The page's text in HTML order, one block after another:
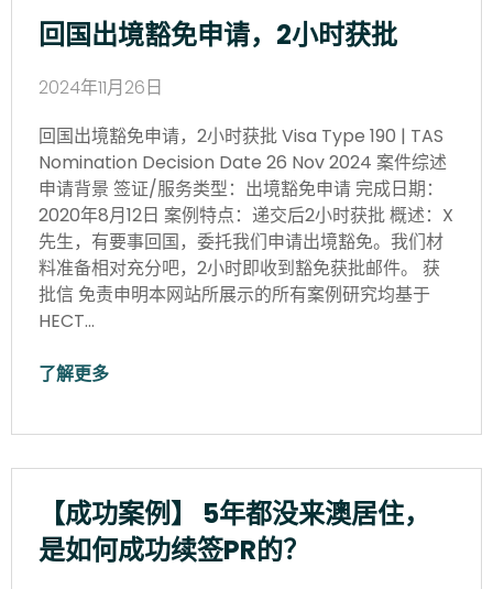
回国出境豁免申请，2小时获批
2024年11月26日
回国出境豁免申请，2小时获批 Visa Type 190 | TAS
Nomination Decision Date 26 Nov 2024 案件综述
申请背景 签证/服务类型：出境豁免申请 完成日期：
2020年8月12日 案例特点：递交后2小时获批 概述：X
先生，有要事回国，委托我们申请出境豁免。我们材
料准备相对充分吧，2小时即收到豁免获批邮件。 获
批信 免责申明本网站所展示的所有案例研究均基于
HECT…
了解更多
【成功案例】 5年都没来澳居住，
是如何成功续签PR的？